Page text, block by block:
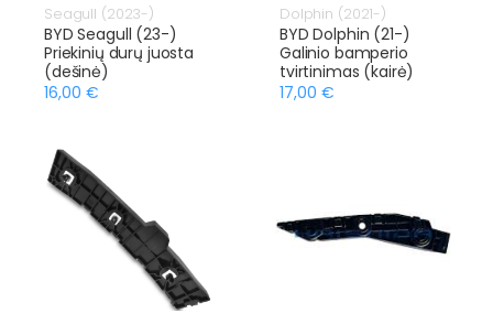
Seagull (2023-)
BYD Seagull (23-)
Priekinių durų juosta
(dešinė)
16,00 €
Dolphin (2021-)
BYD Dolphin (21-)
Galinio bamperio
tvirtinimas (kairė)
17,00 €